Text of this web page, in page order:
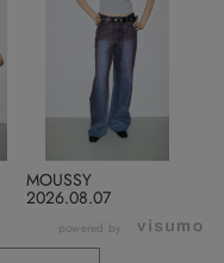
2026.08.07
MOUSSY
powered by